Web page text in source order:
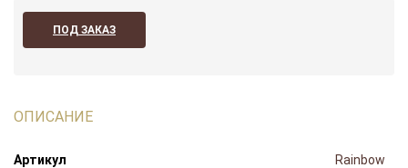
ПОД ЗАКАЗ
ОПИСАНИЕ
Артикул Rainbow